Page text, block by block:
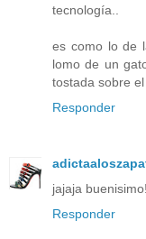
tecnología..
es como lo de
lomo de un
tostada sobre
Responder
jajaja buenisimo!
Responder